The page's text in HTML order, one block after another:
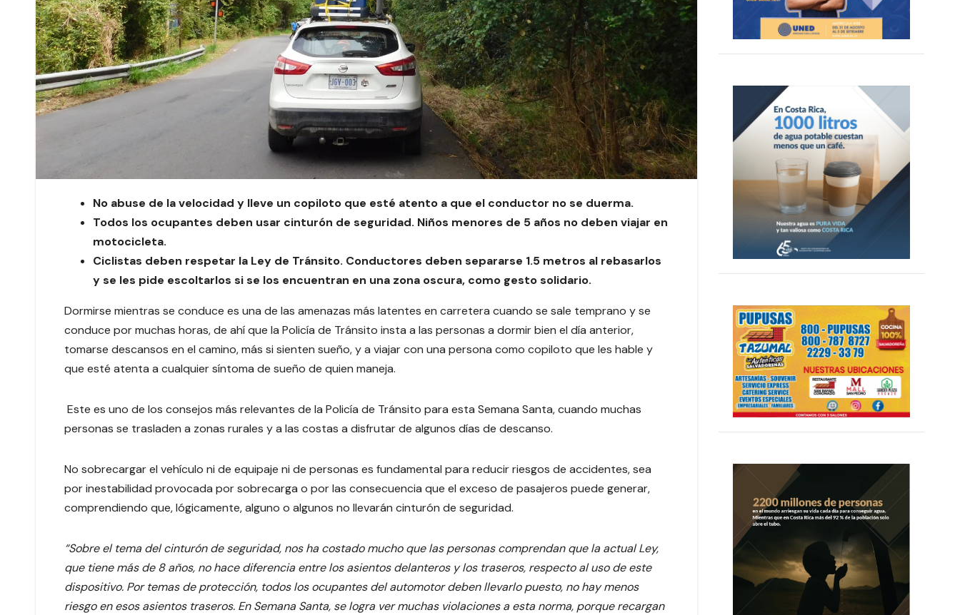
No abuse de la velocidad y lleve un copiloto que esté atento a que el conductor no se duerma.
Todos los ocupantes deben usar cinturón de seguridad. Niños menores de 5 años no deben viajar en
motocicleta.
Ciclistas deben respetar la Ley de Tránsito. Conductores deben separarse 1.5 metros al rebasarlos
y se les pide escoltarlos si se los encuentran en una zona oscura, como gesto solidario.
Dormirse mientras se conduce es una de las amenazas más latentes en carretera cuando se sale temprano y se
conduce por muchas horas, de ahí que la Policía de Tránsito insta a las personas a dormir bien el día anterior,
tomarse descansos en el camino, más si sienten sueño, y a viajar con una persona como copiloto que les hable y
que esté atenta a cualquier síntoma de sueño de quien maneja.
Este es uno de los consejos más relevantes de la Policía de Tránsito para esta Semana Santa, cuando muchas
personas se trasladen a zonas rurales y a las costas a disfrutar de algunos días de descanso.
No sobrecargar el vehículo ni de equipaje ni de personas es fundamental para reducir riesgos de accidentes, sea
por inestabilidad provocada por sobrecarga o por las consecuencia que el exceso de pasajeros puede generar,
comprendiendo que, lógicamente, alguno o algunos no llevarán cinturón de seguridad.
“Sobre el tema del cinturón de seguridad, nos ha costado mucho que las personas comprendan que la actual Ley,
que tiene más de 8 años, no hace diferencia entre los asientos delanteros y los traseros, respecto al uso de este
dispositivo. Por temas de protección, todos los ocupantes del automotor deben llevarlo puesto, no hay menos
riesgo en esos asientos traseros. En Semana Santa, se logra ver muchas violaciones a esta norma, porque recargan